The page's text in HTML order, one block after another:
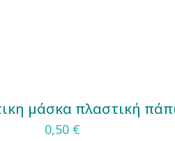
μάσκα πλαστική
0,50 €